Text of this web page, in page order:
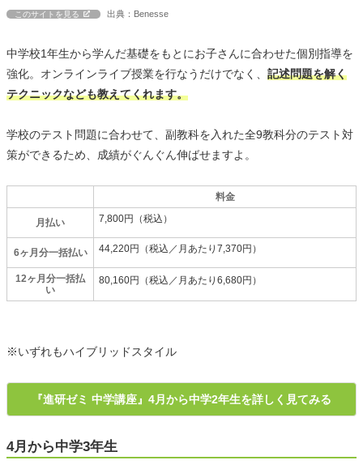
このサイトを見る 出典：Benesse
中学校1年生から学んだ基礎をもとにお子さんに合わせた個別指導を
強化。オンラインライブ授業を行なうだけでなく、 記述問題を解く
テクニックなども教えてくれます。
学校のテスト問題に合わせて、副教科を入れた全9教科分のテスト対
策ができるため、成績がぐんぐん伸ばせますよ。
料金
月払い 7,800円（税込）
6ヶ月分一括払い 44,220円（税込／月あたり7,370円）
12ヶ月分一括払
い
80,160円（税込／月あたり6,680円）
※いずれもハイブリッドスタイル
『進研ゼミ 中学講座』4月から中学2年生を詳しく見てみる
4月から中学3年生